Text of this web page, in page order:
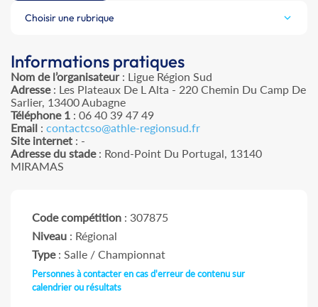
Choisir une rubrique
Informations pratiques
Nom de l’organisateur: Ligue Région Sud
Adresse: Les Plateaux De L Alta - 220 Chemin Du Camp De
Sarlier, 13400 Aubagne
Téléphone 1 : 06 40 39 47 49
Email : contactcso@athle-regionsud.fr
Site internet : -
Adresse du stade: Rond-Point Du Portugal, 13140
MIRAMAS
Code compétition : 307875
Niveau : Régional
Type: Salle / Championnat
Personnes à contacter en cas d'erreur de contenu sur
calendrier ou résultats